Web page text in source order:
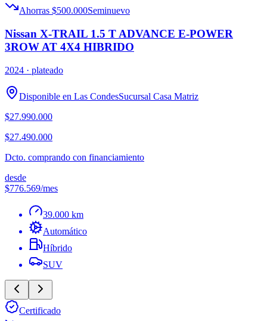
Ahorras $500.000Seminuevo
Nissan X-TRAIL 1.5 T ADVANCE E-POWER
3ROW AT 4X4 HIBRIDO
2024 · plateado
Disponible en Las CondesSucursal Casa Matriz
$27.990.000
$27.490.000
Dcto. comprando con financiamiento
desde
$776.569/mes
39.000 km
Automático
Híbrido
SUV
Certificado